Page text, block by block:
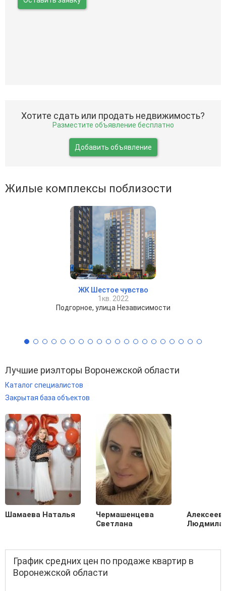
Хотите сдать или продать недвижимость?
Разместите объявление бесплатно
Добавить объявление
Жилые комплексы поблизости
ЖК Шестое чувство
1кв. 2022
Подгорное, улица Независимости
Лучшие риэлторы Воронежской области
Каталог специалистов
Закрытая база объектов
Шамаева Наталья
Чермашенцева
Светлана
Людмила
График средних цен по продаже квартир в
Воронежской области